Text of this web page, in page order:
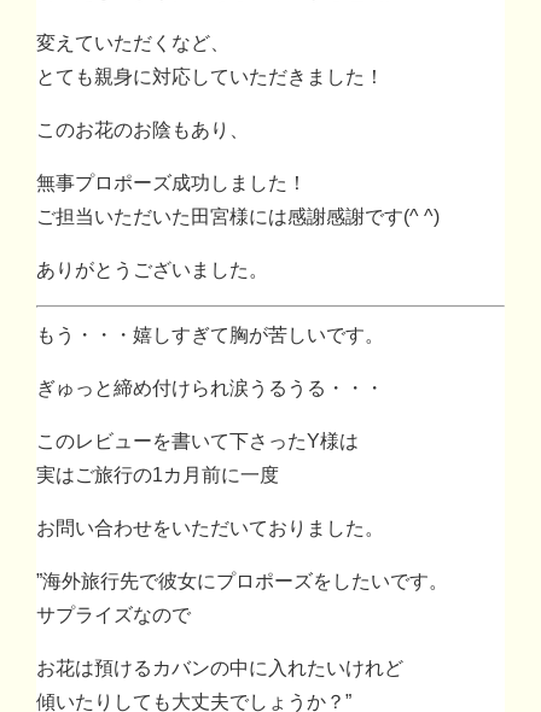
変えていただくなど、
とても親身に対応していただきました！
このお花のお陰もあり、
無事プロポーズ成功しました！
ご担当いただいた田宮様には感謝感謝です(^ ^)
ありがとうございました。
もう・・・嬉しすぎて胸が苦しいです。
ぎゅっと締め付けられ涙うるうる・・・
このレビューを書いて下さったY様は
実はご旅行の1カ月前に一度
お問い合わせをいただいておりました。
”海外旅行先で彼女にプロポーズをしたいです。
サプライズなので
お花は預けるカバンの中に入れたいけれど
傾いたりしても大丈夫でしょうか？”